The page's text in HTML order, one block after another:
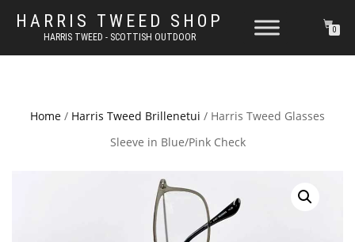
HARRIS TWEED SHOP
HARRIS TWEED - SCOTTISH OUTDOOR
0
Home / Harris Tweed Brillenetui / Harris Tweed Glasses
Sleeve in Blue/Pink Check